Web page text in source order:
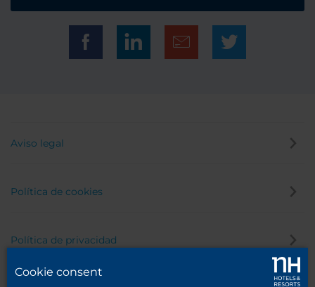
Aviso legal
Política de cookies
Política de privacidad
Cookie consent